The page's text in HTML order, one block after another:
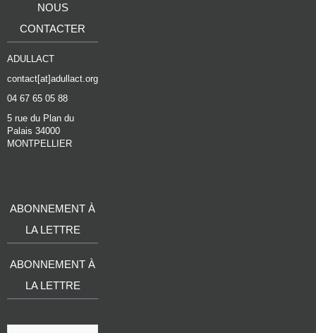
NOUS
CONTACTER
ADULLACT
contact[at]adullact.org
04 67 65 05 88
5 rue du Plan du
Palais 34000
MONTPELLIER
ABONNEMENT À
LA LETTRE
ABONNEMENT À
LA LETTRE